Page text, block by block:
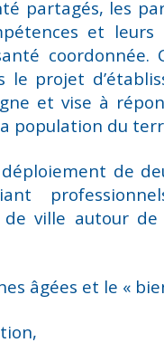
partagés, les
et leurs
coordonnée.
le projet
et vise à
population du
de
de ville autour
âgées et le «